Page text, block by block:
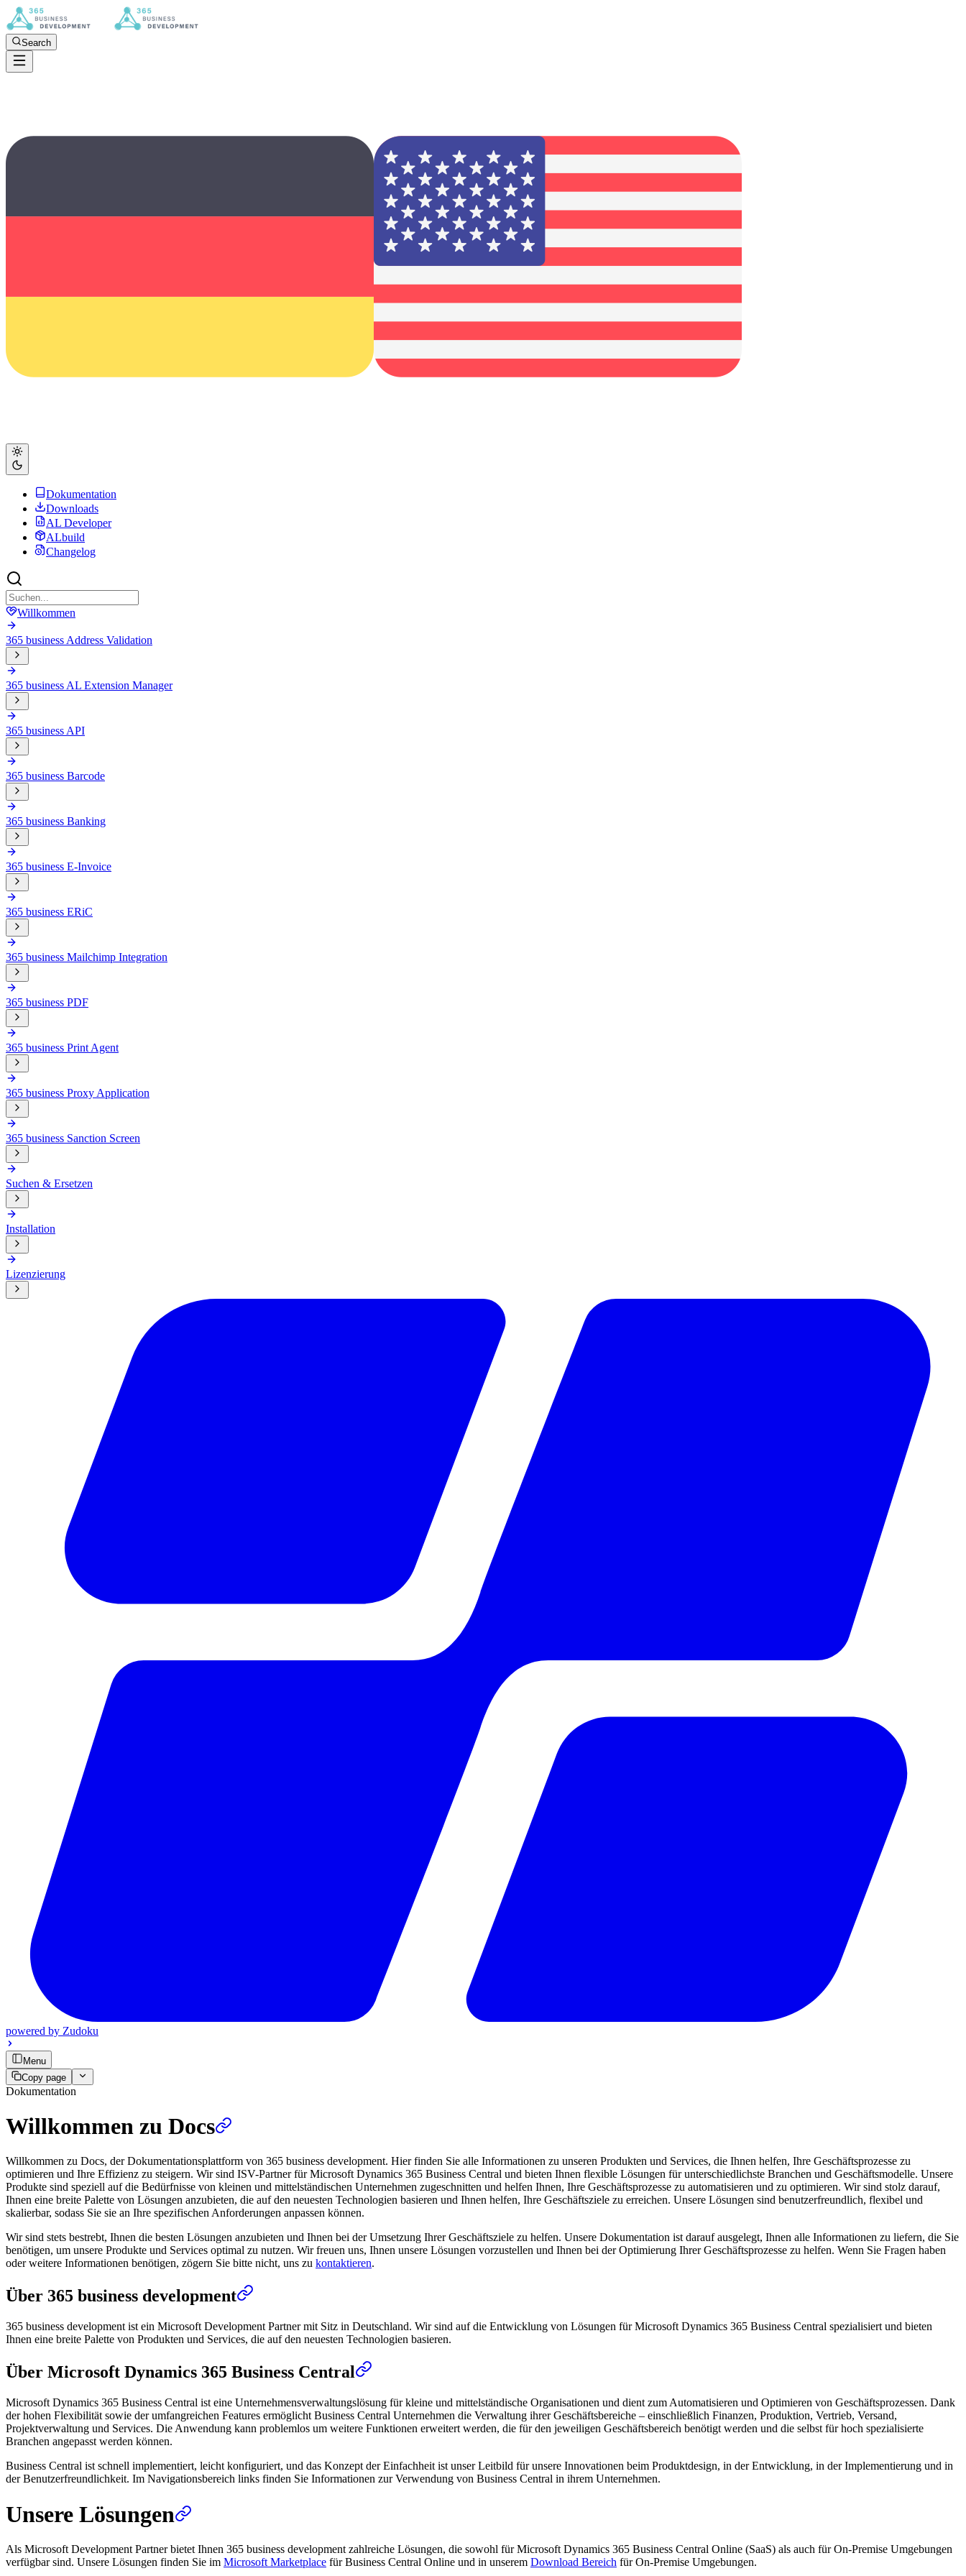
Search
Dokumentation
Downloads
AL Developer
ALbuild
Changelog
Willkommen
365 business Address Validation
365 business AL Extension Manager
365 business API
365 business Barcode
365 business Banking
365 business E-Invoice
365 business ERiC
365 business Mailchimp Integration
365 business PDF
365 business Print Agent
365 business Proxy Application
365 business Sanction Screen
Suchen & Ersetzen
Installation
Lizenzierung
powered by Zudoku
Menu
Copy page
Dokumentation
Willkommen zu Docs
Willkommen zu Docs, der Dokumentationsplattform von 365 business development. Hier finden Sie alle Informationen zu unseren Produkten und Services, die Ihnen helfen, Ihre Geschäftsprozesse zu
optimieren und Ihre Effizienz zu steigern. Wir sind ISV-Partner für Microsoft Dynamics 365 Business Central und bieten Ihnen flexible Lösungen für unterschiedlichste Branchen und Geschäftsmodelle. Unsere
Produkte sind speziell auf die Bedürfnisse von kleinen und mittelständischen Unternehmen zugeschnitten und helfen Ihnen, Ihre Geschäftsprozesse zu automatisieren und zu optimieren. Wir sind stolz darauf,
Ihnen eine breite Palette von Lösungen anzubieten, die auf den neuesten Technologien basieren und Ihnen helfen, Ihre Geschäftsziele zu erreichen. Unsere Lösungen sind benutzerfreundlich, flexibel und
skalierbar, sodass Sie sie an Ihre spezifischen Anforderungen anpassen können.
Wir sind stets bestrebt, Ihnen die besten Lösungen anzubieten und Ihnen bei der Umsetzung Ihrer Geschäftsziele zu helfen. Unsere Dokumentation ist darauf ausgelegt, Ihnen alle Informationen zu liefern, die Sie
benötigen, um unsere Produkte und Services optimal zu nutzen. Wir freuen uns, Ihnen unsere Lösungen vorzustellen und Ihnen bei der Optimierung Ihrer Geschäftsprozesse zu helfen. Wenn Sie Fragen haben
oder weitere Informationen benötigen, zögern Sie bitte nicht, uns zu kontaktieren.
Über 365 business development
365 business development ist ein Microsoft Development Partner mit Sitz in Deutschland. Wir sind auf die Entwicklung von Lösungen für Microsoft Dynamics 365 Business Central spezialisiert und bieten
Ihnen eine breite Palette von Produkten und Services, die auf den neuesten Technologien basieren.
Über Microsoft Dynamics 365 Business Central
Microsoft Dynamics 365 Business Central ist eine Unternehmensverwaltungslösung für kleine und mittelständische Organisationen und dient zum Automatisieren und Optimieren von Geschäftsprozessen. Dank
der hohen Flexibilität sowie der umfangreichen Features ermöglicht Business Central Unternehmen die Verwaltung ihrer Geschäftsbereiche – einschließlich Finanzen, Produktion, Vertrieb, Versand,
Projektverwaltung und Services. Die Anwendung kann problemlos um weitere Funktionen erweitert werden, die für den jeweiligen Geschäftsbereich benötigt werden und die selbst für hoch spezialisierte
Branchen angepasst werden können.
Business Central ist schnell implementiert, leicht konfiguriert, und das Konzept der Einfachheit ist unser Leitbild für unsere Innovationen beim Produktdesign, in der Entwicklung, in der Implementierung und in
der Benutzerfreundlichkeit. Im Navigationsbereich links finden Sie Informationen zur Verwendung von Business Central in ihrem Unternehmen.
Unsere Lösungen
Als Microsoft Development Partner bietet Ihnen 365 business development zahlreiche Lösungen, die sowohl für Microsoft Dynamics 365 Business Central Online (SaaS) als auch für On-Premise Umgebungen
verfügbar sind. Unsere Lösungen finden Sie im Microsoft Marketplace für Business Central Online und in unserem Download Bereich für On-Premise Umgebungen.